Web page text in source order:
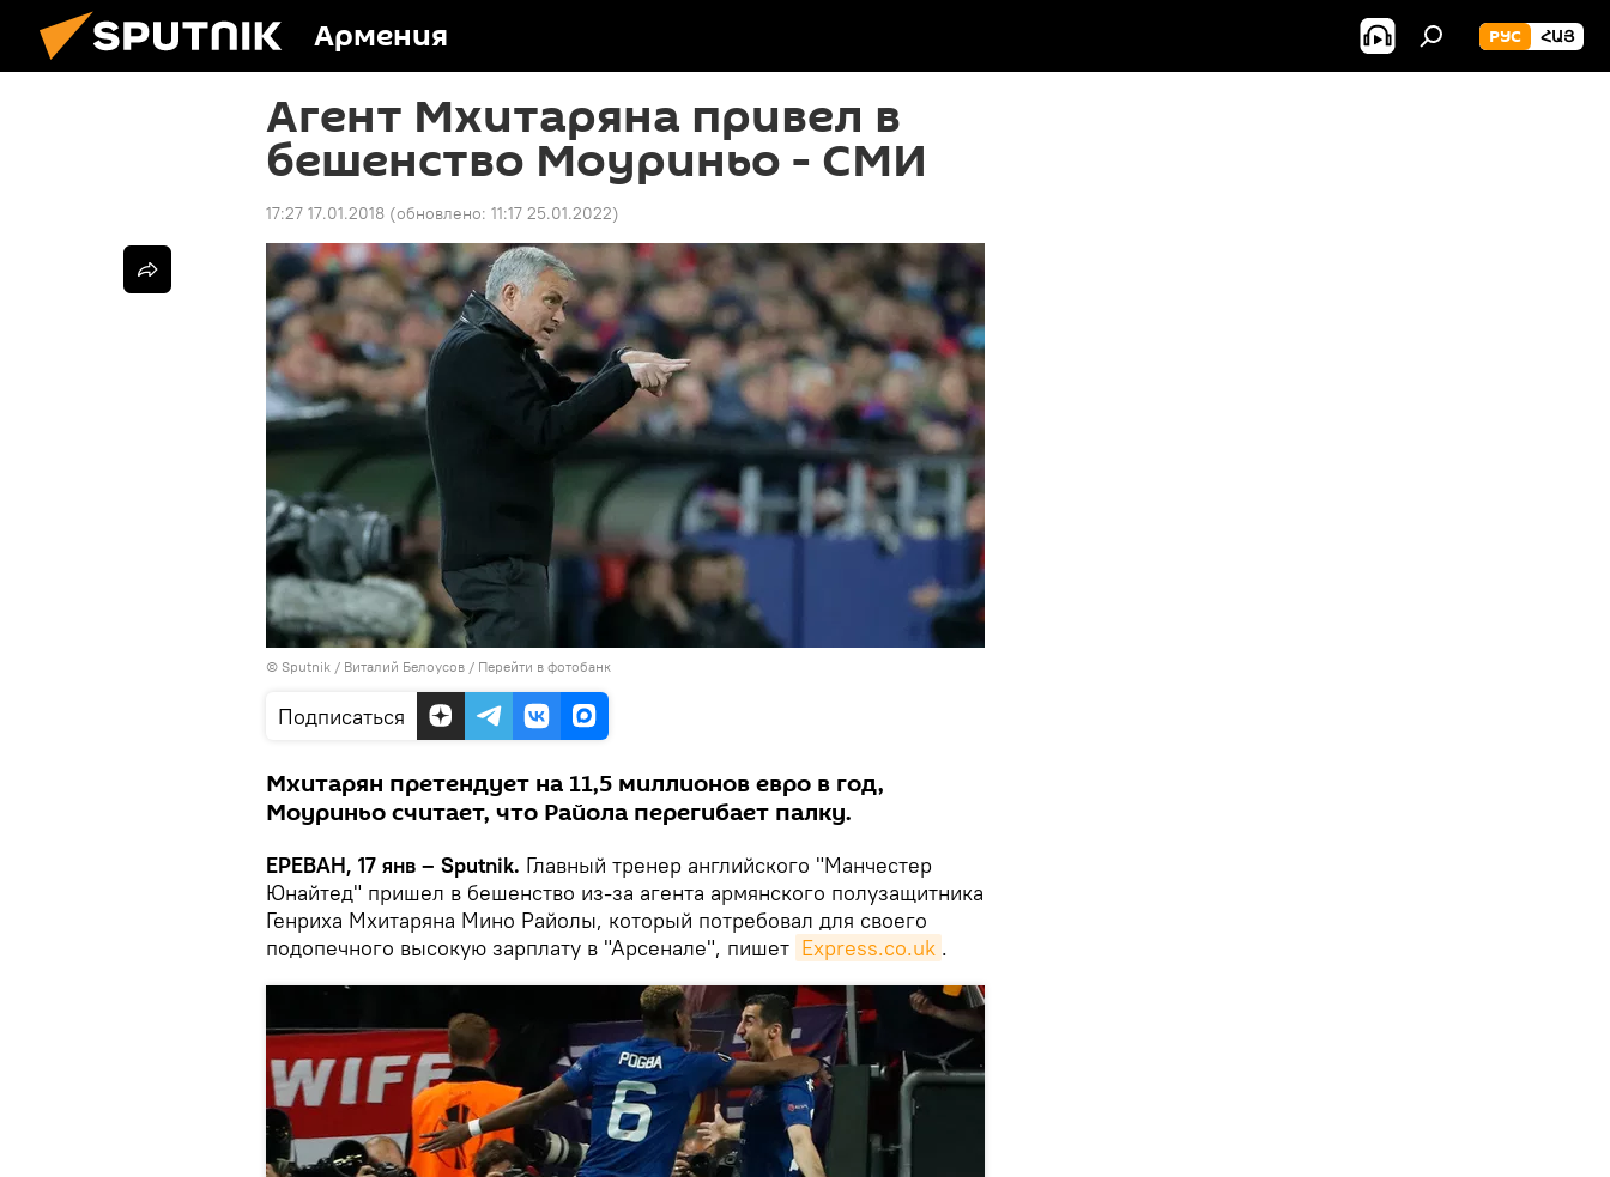
Армения РУС ՀԱՅ
Агент Мхитаряна привел в
бешенство Моуриньо - СМИ
17:27 17.01.2018 (обновлено: 11:17 25.01.2022)
© Sputnik / Виталий Белоусов / Перейти в фотобанк
Подписаться
Мхитарян претендует на 11,5 миллионов евро в год,
Моуриньо считает, что Райола перегибает палку.
ЕРЕВАН, 17 янв – Sputnik. Главный тренер английского "Манчестер
Юнайтед" пришел в бешенство из-за агента армянского полузащитника
Генриха Мхитаряна Мино Райолы, который потребовал для своего
подопечного высокую зарплату в "Арсенале", пишет Еxpress.co.uk .